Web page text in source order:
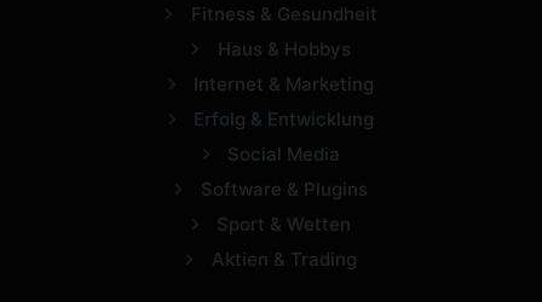
Fitness & Gesundheit
Haus & Hobbys
Internet & Marketing
Erfolg & Entwicklung
Social Media
Software & Plugins
Sport & Wetten
Aktien & Trading